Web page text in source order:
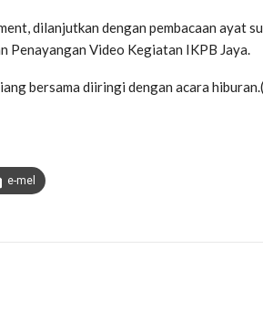
dilanjutkan dengan pembacaan ayat
Penayangan Video Kegiatan IKPB Jaya.
bersama diiringi dengan acara
e-mel